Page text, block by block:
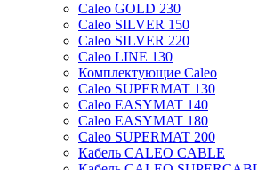
Caleo GOLD 230
Caleo SILVER 150
Caleo SILVER 220
Caleo LINE 130
Комплектующие Caleo
Caleo SUPERMAT 130
Caleo EASYMAT 140
Caleo EASYMAT 180
Caleo SUPERMAT 200
Кабель CALEO CABLE